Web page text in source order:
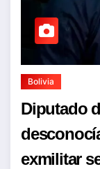
Bolivia
Diputado
exmilitar